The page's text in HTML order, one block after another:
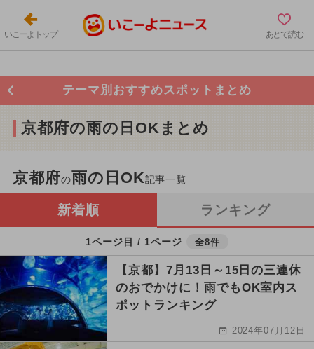
いこーよトップ あとで読む
テーマ別おすすめスポットまとめ
京都府の雨の日OKまとめ
京都府の雨の日OK記事一覧
新着順 ランキング
1ページ目 / 1ページ 全8件
【京都】7月13日～15日の三連休
のおでかけに！雨でもOK室内ス
ポットランキング
2024年07月12日